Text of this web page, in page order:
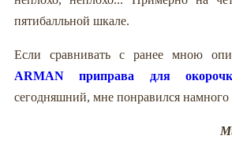
пятибалльной шкале.
Если сравнивать с ранее мною
ARMAN приправа для
сегодняшний, мне понравился намного